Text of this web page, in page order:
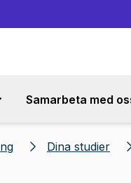
Samarbeta med
Dina studier